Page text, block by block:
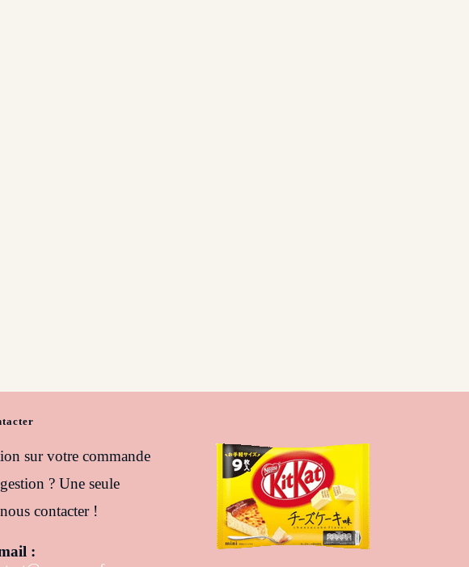
sur votre commande
? Une seule
contacter !
: